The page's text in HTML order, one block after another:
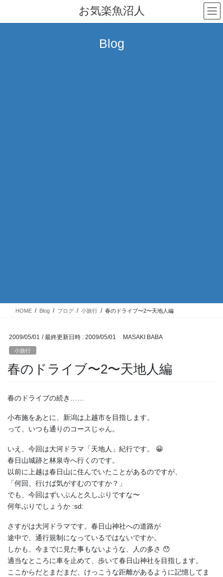
テ
ゲ
お気楽魚沼人
Blog
HOME Blog ブログ 小旅行 春のドライブ〜2〜天地人編
2009/05/01 / 最終更新日時 : 2009/05/01 MASAKI BABA
小旅行
春のドライブ〜2〜天地人編
春のドライブの続き……
小布施をあとに、新潟は上越市を目指します。
って、いつも通りのコースじゃん。
いえ、今回は大河ドラマ「天地人」紀行です。 😀
春日山城跡と林泉寺へ行くのです。
以前に上越は春日山に住んでいたことがあるのですが、
「何回、行けば気がすむのですか？」
でも、今回はずいぶんと久しぶりですな〜
何年ぶりでしょうか :sd:
さすがは大河ドラマです。春日山神社への道路が
途中で、通行規制になっているではないですか。
しかも、今までに見た事もないような、人の多さ 😯
適当なところに車を止めて、歩いて春日山神社を目指します。
ここからだとまだまだ、けっこうな距離があるように記憶してま